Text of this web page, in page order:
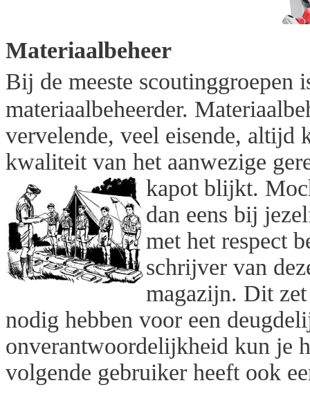
Materiaalbeheer
Bij de meeste
materiaalbeheerder.
vervelende, veel eisende, altijd
kwaliteit van het aanwezige
kapot blijkt.
dan eens bij
met het respect
schrijver van
magazijn. Dit
nodig hebben voor een
onverantwoordelijkheid kun je
volgende gebruiker heeft ook